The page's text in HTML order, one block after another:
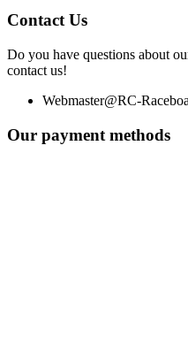
Contact Us
Do you have questions about
contact us!
Webmaster@RC-
Our payment methods